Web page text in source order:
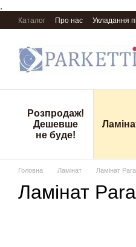
Перейти к основному контенту
Каталог Про нас Укладання
Розпродаж!
Дешевше
не буде!
Головна Ламінат Ламінат
Ламінат